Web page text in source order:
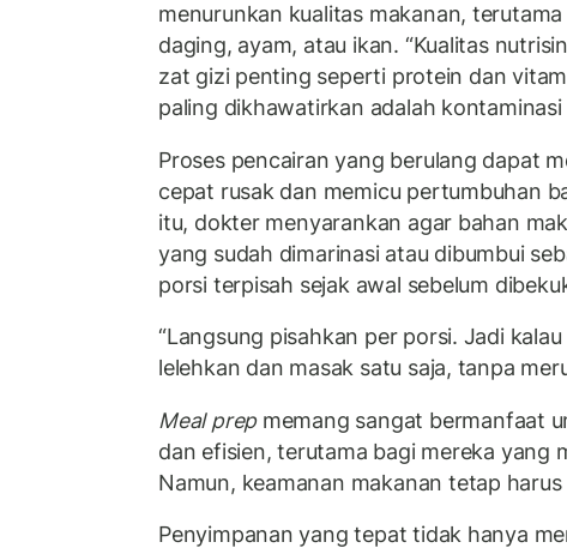
menurunkan kualitas makanan,
daging, ayam, atau ikan. “Kualitas
zat gizi penting seperti protein dan
paling dikhawatirkan adalah kontaminasi
Proses pencairan yang berulang dapat
cepat rusak dan memicu pertumbuhan
itu, dokter menyarankan agar bahan
yang sudah dimarinasi atau dibumbui
porsi terpisah sejak awal sebelum
“Langsung pisahkan per porsi. Jadi
lelehkan dan masak satu saja, tanpa
Meal prepmemang sangat bermanfaat
dan efisien, terutama bagi mereka yang
Namun, keamanan makanan tetap
Penyimpanan yang tepat tidak hanya